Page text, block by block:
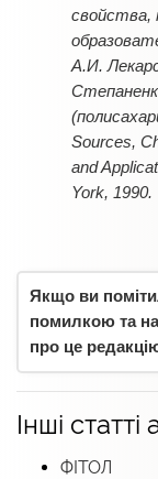
свойства,
А.И.
Sources,
and
York, 1990.
Якщо ви
помилкою та
про це
Інші статті
ФІТОЛ